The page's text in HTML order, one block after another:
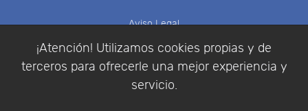
¡Atención! Utilizamos cookies propias y de
terceros para ofrecerle una mejor experiencia y
servicio.
Aviso Legal
Condiciones de compra
Identificarse